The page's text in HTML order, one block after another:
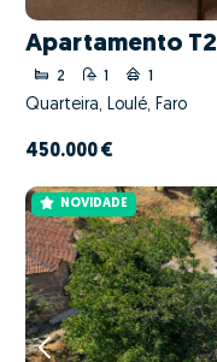
Apartamento T2
2 1 1
Quarteira, Loulé, Faro
450.000 €
NOVIDADE